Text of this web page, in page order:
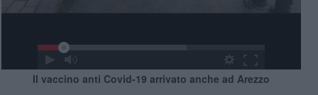
Il vaccino anti Covid-19 arrivato anche ad Arezzo